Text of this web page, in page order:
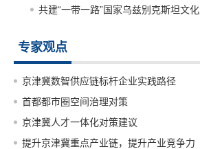
共建“一带一路”国家乌兹别克斯坦文化产业发展趋势分析及
专家观点
京津冀数智供应链标杆企业实践路径
首都都市圈空间治理对策
京津冀人才一体化对策建议
提升京津冀重点产业链，提升产业竞争力